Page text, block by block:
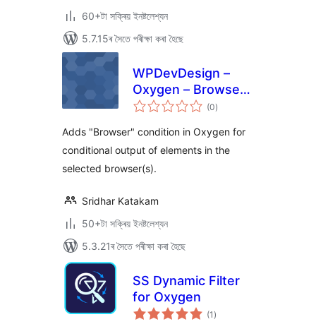
60+টা সক্ৰিয় ইনষ্টলেশ্যন
5.7.15ৰ সৈতে পৰীক্ষা কৰা হৈছে
WPDevDesign –
Oxygen – Browser
Detect
(0টা
মুঠ)
Adds "Browser" condition in Oxygen for
conditional output of elements in the
selected browser(s).
Sridhar Katakam
50+টা সক্ৰিয় ইনষ্টলেশ্যন
5.3.21ৰ সৈতে পৰীক্ষা কৰা হৈছে
SS Dynamic Filter
for Oxygen
(1 টা
মুঠ)